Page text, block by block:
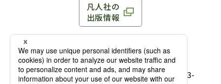
凡人社の
出版情報
〒102-0093 東京都千代田区平河町 1-3-13 8F
TEL：03-3263-3959／FAX：03-3263-3116
〒102-0093 東京都千代田区平河町1-3-